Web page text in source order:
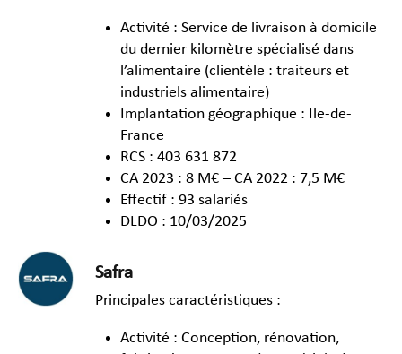
Activité : Service de livraison à domicile
du dernier kilomètre spécialisé dans
l’alimentaire (clientèle : traiteurs et
industriels alimentaire)
Implantation géographique : Ile-de-
France
RCS : 403 631 872
CA 2023 : 8 M€ – CA 2022 : 7,5 M€
Effectif : 93 salariés
DLDO : 10/03/2025
Safra
Principales caractéristiques :
Activité : Conception, rénovation,